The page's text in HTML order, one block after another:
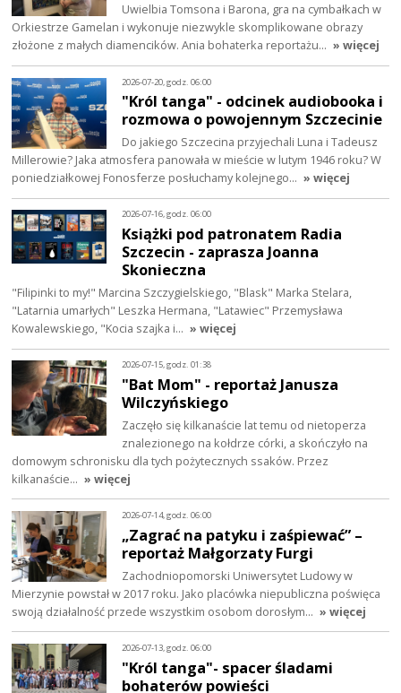
Uwielbia Tomsona i Barona, gra na cymbałkach w
Orkiestrze Gamelan i wykonuje niezwykle skomplikowane obrazy
złożone z małych diamencików. Ania bohaterka reportażu… » więcej
2026-07-20, godz. 06:00
"Król tanga" - odcinek audiobooka i
rozmowa o powojennym Szczecinie
Do jakiego Szczecina przyjechali Luna i Tadeusz
Millerowie? Jaka atmosfera panowała w mieście w lutym 1946 roku? W
poniedziałkowej Fonosferze posłuchamy kolejnego… » więcej
2026-07-16, godz. 06:00
Książki pod patronatem Radia
Szczecin - zaprasza Joanna
Skonieczna
"Filipinki to my!" Marcina Szczygielskiego, "Blask" Marka Stelara,
"Latarnia umarłych" Leszka Hermana, "Latawiec" Przemysława
Kowalewskiego, "Kocia szajka i… » więcej
2026-07-15, godz. 01:38
"Bat Mom" - reportaż Janusza
Wilczyńskiego
Zaczęło się kilkanaście lat temu od nietoperza
znalezionego na kołdrze córki, a skończyło na
domowym schronisku dla tych pożytecznych ssaków. Przez
kilkanaście… » więcej
2026-07-14, godz. 06:00
„Zagrać na patyku i zaśpiewać” –
reportaż Małgorzaty Furgi
Zachodniopomorski Uniwersytet Ludowy w
Mierzynie powstał w 2017 roku. Jako placówka niepubliczna poświęca
swoją działalność przede wszystkim osobom dorosłym… » więcej
2026-07-13, godz. 06:00
"Król tanga"- spacer śladami
bohaterów powieści